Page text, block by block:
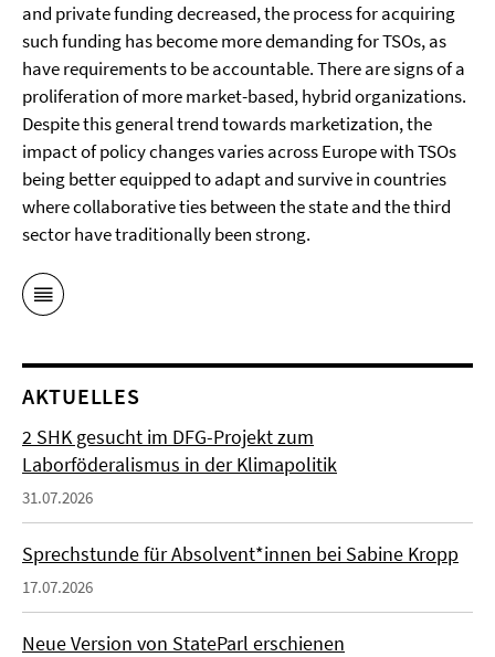
and private funding decreased, the process for acquiring
such funding has become more demanding for TSOs, as
have requirements to be accountable. There are signs of a
proliferation of more market-based, hybrid organizations.
Despite this general trend towards marketization, the
impact of policy changes varies across Europe with TSOs
being better equipped to adapt and survive in countries
where collaborative ties between the state and the third
sector have traditionally been strong.
AKTUELLES
2 SHK gesucht im DFG-Projekt zum
Laborföderalismus in der Klimapolitik
31.07.2026
Sprechstunde für Absolvent*innen bei Sabine Kropp
17.07.2026
Neue Version von StateParl erschienen